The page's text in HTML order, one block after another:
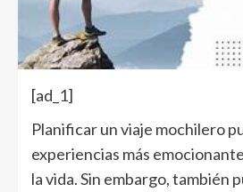
[ad_1]
Planificar un viaje mochilero
experiencias más
la vida. Sin embargo, también